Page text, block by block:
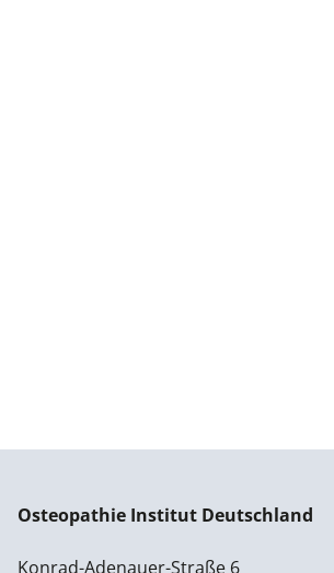
Osteopathie Institut Deutschland
Konrad-Adenauer-Straße 6